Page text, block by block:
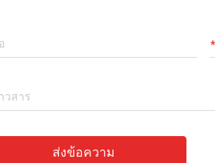
ส่งข้อความ